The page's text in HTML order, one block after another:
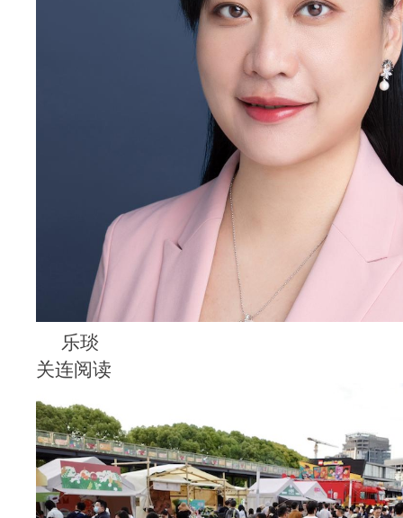
乐琰
关连阅读